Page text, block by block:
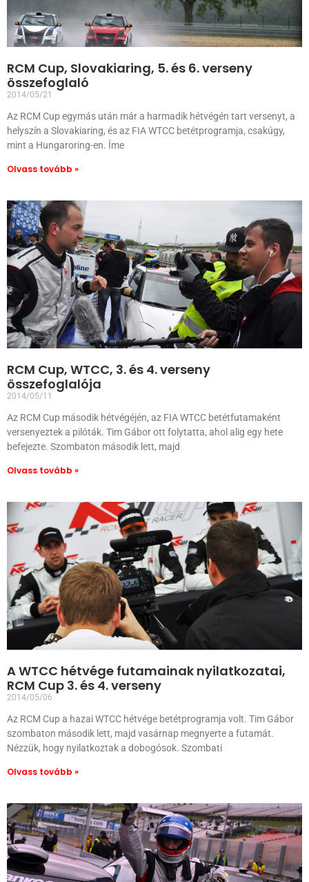
RCM Cup, Slovakiaring, 5. és 6. verseny
összefoglaló
2014/05/21
Az RCM Cup egymás után már a harmadik hétvégén tart versenyt, a
helyszín a Slovakiaring, és az FIA WTCC betétprogramja, csakúgy,
mint a Hungaroring-en. Íme
Olvass tovább »
RCM Cup, WTCC, 3. és 4. verseny
összefoglalója
2014/05/11
Az RCM Cup második hétvégéjén, az FIA WTCC betétfutamaként
versenyeztek a pilóták. Tim Gábor ott folytatta, ahol alig egy hete
befejezte. Szombaton második lett, majd
Olvass tovább »
A WTCC hétvége futamainak nyilatkozatai,
RCM Cup 3. és 4. verseny
2014/05/06
Az RCM Cup a hazai WTCC hétvége betétprogramja volt. Tim Gábor
szombaton második lett, majd vasárnap megnyerte a futamát.
Nézzük, hogy nyilatkoztak a dobogósok. Szombati
Olvass tovább »